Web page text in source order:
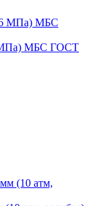
МПа) МБС ГОСТ